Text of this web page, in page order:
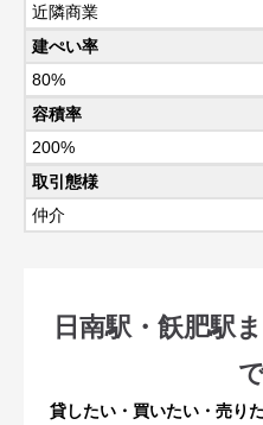
近隣商業
建ぺい率
80%
容積率
200%
取引態様
仲介
日南駅・飫肥駅
貸したい・買いたい・売り